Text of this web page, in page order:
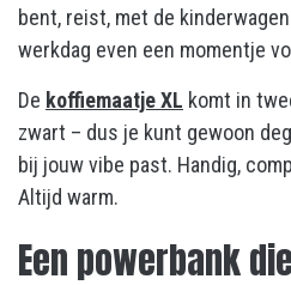
bent, reist, met de
werkdag even een momentje
De koffiemaatje XL komt in
zwart – dus je kunt gewoon
bij jouw vibe past. Handig,
Altijd warm.
Een powerbank